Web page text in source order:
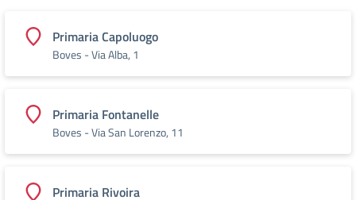
Primaria Capoluogo
Boves - Via Alba, 1
Primaria Fontanelle
Boves - Via San Lorenzo, 11
Primaria Rivoira